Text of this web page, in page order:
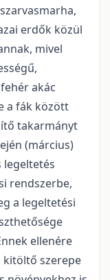
erdők közül
mivel
akác
a fák között
takarmányt
(március)
legeltetés
rendszerbe,
a legeltetési
ellenére
kitöltő szerepe